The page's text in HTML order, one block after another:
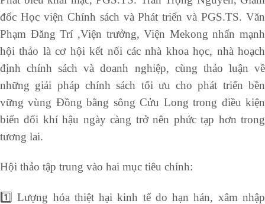
đốc Học viện Chính sách và Phát triển và PGS.TS. Văn
Phạm Đăng Trí ,Viện trưởng, Viện Mekong nhấn mạnh
hội thảo là cơ hội kết nối các nhà khoa học, nhà hoạch
định chính sách và doanh nghiệp, cùng thảo luận về
những giải pháp chính sách tối ưu cho phát triển bền
vững vùng Đồng bằng sông Cửu Long trong điều kiện
biến đổi khí hậu ngày càng trở nên phức tạp hơn trong
tương lai.
Hội thảo tập trung vào hai mục tiêu chính:
1️⃣ Lượng hóa thiệt hại kinh tế do hạn hán, xâm nhập